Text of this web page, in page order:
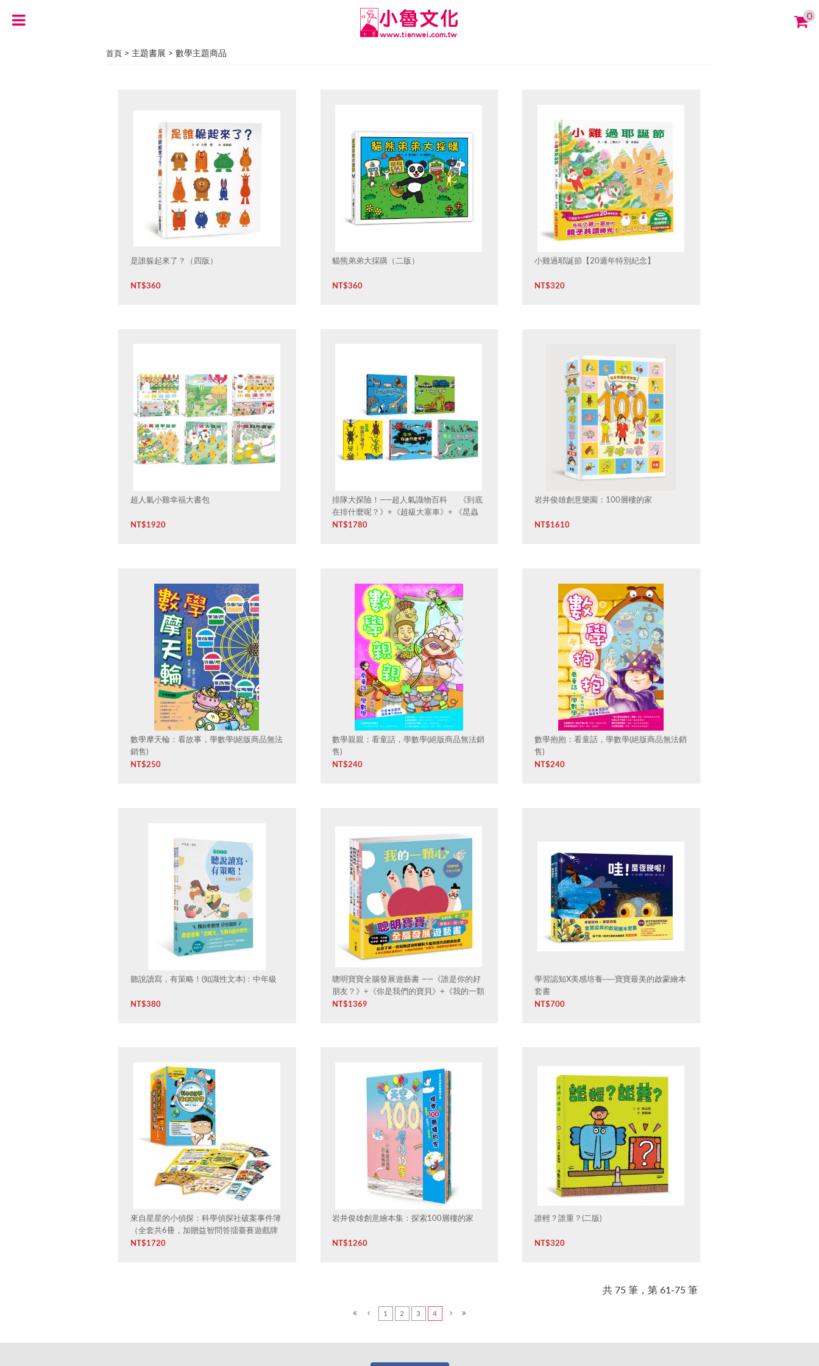
0
首頁 > 主題書展 > 數學主題商品
是誰躲起來了？（四版）
NT$360
貓熊弟弟大採購（二版）
NT$360
小雞過耶誕節【20週年特別紀念】
NT$320
超人氣小雞幸福大書包
NT$1920
排隊大探險！——超人氣識物百科 《到底
在排什麼呢？》+《超級大塞車》+ 《昆蟲
在排什麼呢？》+《海底在排什麼 呢？》+
NT$1780
岩井俊雄創意樂園：100層樓的家
NT$1610
數學摩天輪：看故事，學數學(絕版商品無法
銷售)
NT$250
數學親親：看童話，學數學(絕版商品無法銷
售)
NT$240
數學抱抱：看童話，學數學(絕版商品無法銷
售)
NT$240
聽說讀寫，有策略！(知識性文本)：中年級
NT$380
聰明寶寶全腦發展遊藝書 ——《誰是你的好
朋友？》+《你是我們的寶貝》+《我的一顆
心》+《我們的地球──七巧板玩創意》
NT$1369
學習認知X美感培養──寶寶最美的啟蒙繪本
套書
NT$700
來自星星的小偵探：科學偵探社破案事件簿
（全套共6冊，加贈益智問答擂臺賽遊戲牌
卡）
NT$1720
岩井俊雄創意繪本集：探索100層樓的家
NT$1260
誰輕？誰重？(二版)
NT$320
共 75 筆，第 61-75 筆
1 2 3 4